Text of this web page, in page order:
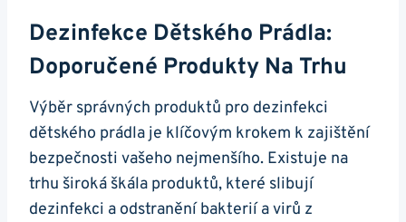
Dezinfekce Dětského Prádla:
Doporučené Produkty Na Trhu
Výběr správných produktů pro dezinfekci
dětského prádla je klíčovým krokem k zajištění
bezpečnosti vašeho nejmenšího. Existuje na
trhu široká škála produktů, které slibují
dezinfekci a odstranění bakterií a virů z